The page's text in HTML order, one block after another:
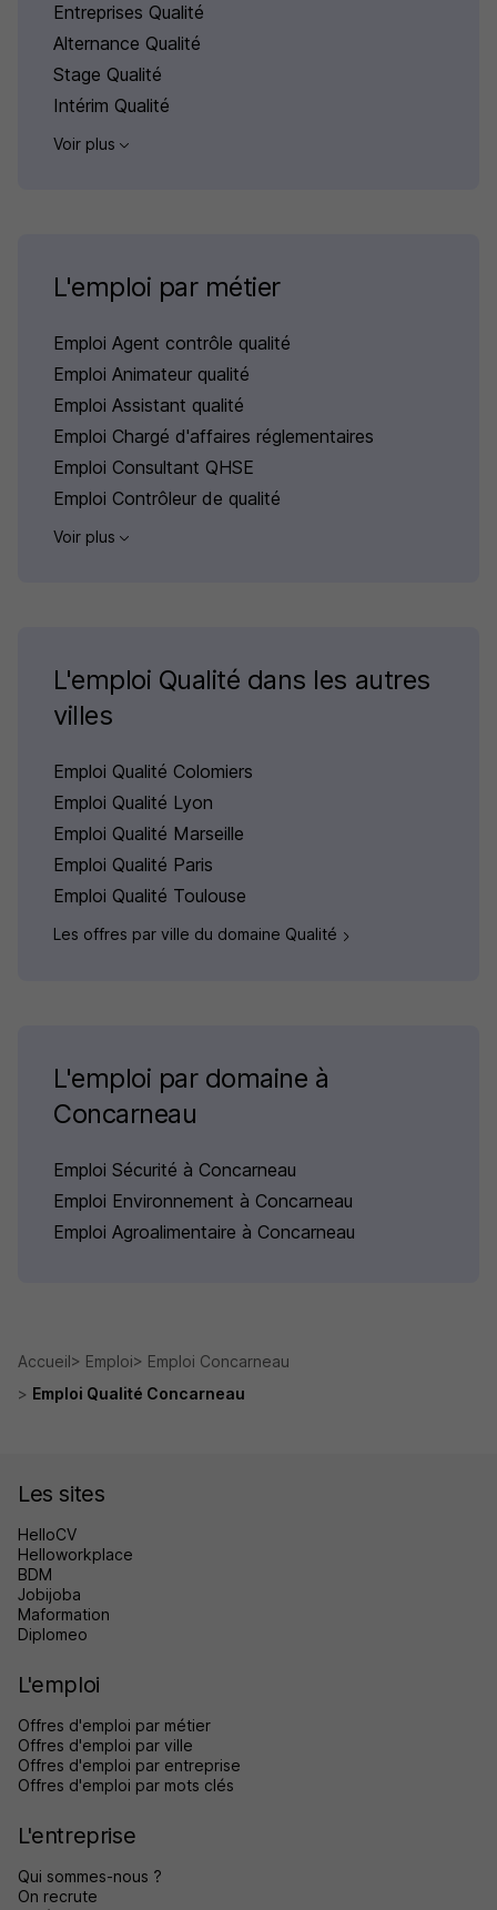
Entreprises Qualité
Alternance Qualité
Stage Qualité
Intérim Qualité
Voir plus
L'emploi par métier
Emploi Agent contrôle qualité
Emploi Animateur qualité
Emploi Assistant qualité
Emploi Chargé d'affaires réglementaires
Emploi Consultant QHSE
Emploi Contrôleur de qualité
Voir plus
L'emploi Qualité dans les autres
villes
Emploi Qualité Colomiers
Emploi Qualité Lyon
Emploi Qualité Marseille
Emploi Qualité Paris
Emploi Qualité Toulouse
Les offres par ville du domaine Qualité
L'emploi par domaine à
Concarneau
Emploi Sécurité à Concarneau
Emploi Environnement à Concarneau
Emploi Agroalimentaire à Concarneau
Accueil Emploi
Emploi Concarneau
Emploi Qualité Concarneau
Les sites
HelloCV
Helloworkplace
BDM
Jobijoba
Maformation
Diplomeo
L'emploi
Offres d'emploi par métier
Offres d'emploi par ville
Offres d'emploi par entreprise
Offres d'emploi par mots clés
L'entreprise
Qui sommes-nous ?
On recrute